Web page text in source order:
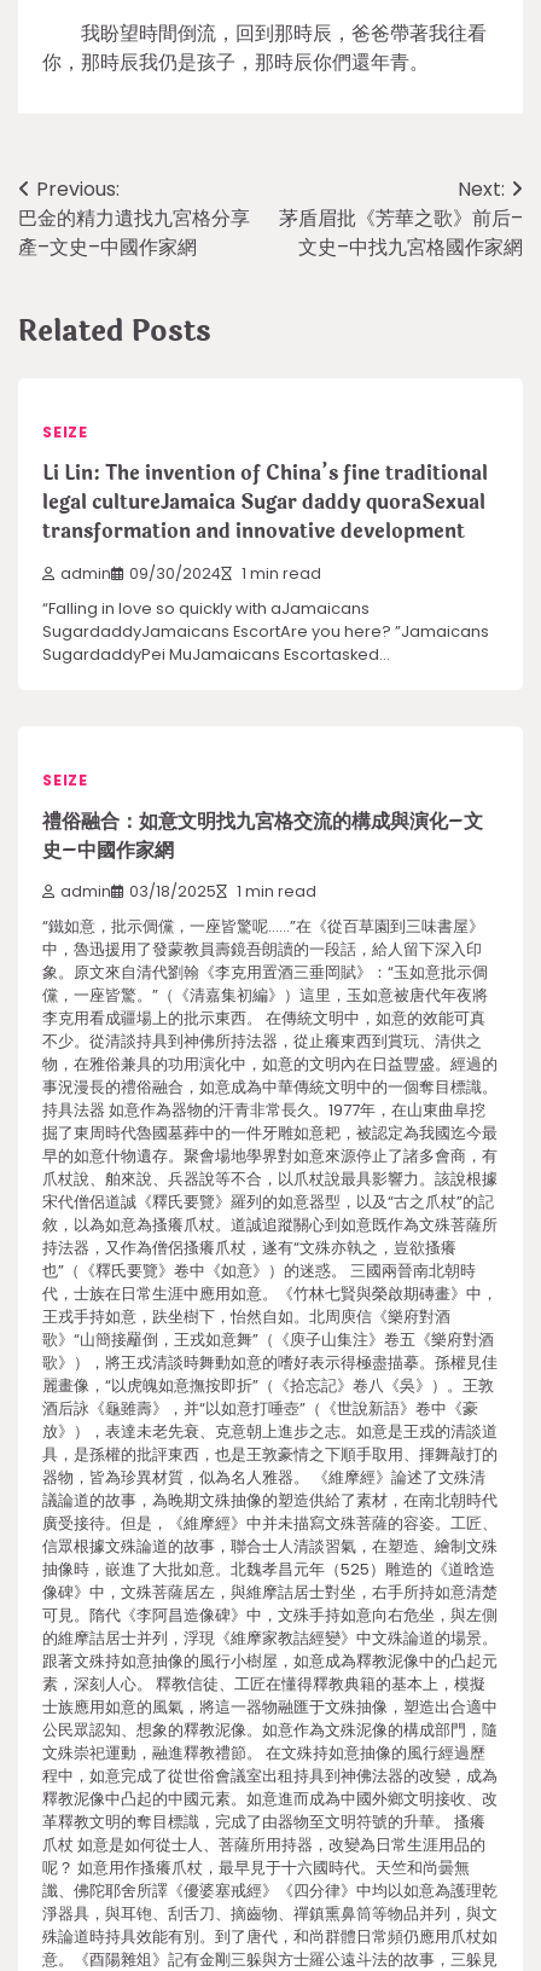
我盼望時間倒流，回到那時辰，爸爸帶著我往看
你，那時辰我仍是孩子，那時辰你們還年青。
Post
navigation
Previous:
巴金的精力遺找九宮格分享
產–文史–中國作家網
Next:
茅盾眉批《芳華之歌》前后–
文史–中找九宮格國作家網
Related Posts
SEIZE
Li Lin: The invention of China’s fine traditional
legal cultureJamaica Sugar daddy quoraSexual
transformation and innovative development
admin 09/30/2024 1 min read
“Falling in love so quickly with aJamaicans
SugardaddyJamaicans EscortAre you here? ”Jamaicans
SugardaddyPei MuJamaicans Escortasked…
SEIZE
禮俗融合：如意文明找九宮格交流的構成與演化–文
史–中國作家網
admin 03/18/2025 1 min read
“鐵如意，批示倜儻，一座皆驚呢……”在《從百草園到三味書屋》
中，魯迅援用了發蒙教員壽鏡吾朗讀的一段話，給人留下深入印
象。原文來自清代劉翰《李克用置酒三垂岡賦》：“玉如意批示倜
儻，一座皆驚。”（《清嘉集初編》）這里，玉如意被唐代年夜將
李克用看成疆場上的批示東西。 在傳統文明中，如意的效能可真
不少。從清談持具到神佛所持法器，從止癢東西到賞玩、清供之
物，在雅俗兼具的功用演化中，如意的文明內在日益豐盛。經過的
事況漫長的禮俗融合，如意成為中華傳統文明中的一個奪目標識。
持具法器 如意作為器物的汗青非常長久。1977年，在山東曲阜挖
掘了東周時代魯國墓葬中的一件牙雕如意耙，被認定為我國迄今最
早的如意什物遺存。聚會場地學界對如意來源停止了諸多會商，有
爪杖說、舶來說、兵器說等不合，以爪杖說最具影響力。該說根據
宋代僧侶道誠《釋氏要覽》羅列的如意器型，以及“古之爪杖”的記
敘，以為如意為搔癢爪杖。道誠追蹤關心到如意既作為文殊菩薩所
持法器，又作為僧侶搔癢爪杖，遂有“文殊亦執之，豈欲搔癢
也”（《釋氏要覽》卷中《如意》）的迷惑。 三國兩晉南北朝時
代，士族在日常生涯中應用如意。《竹林七賢與榮啟期磚畫》中，
王戎手持如意，趺坐樹下，怡然自如。北周庾信《樂府對酒
歌》“山簡接䍦倒，王戎如意舞”（《庾子山集注》卷五《樂府對酒
歌》），將王戎清談時舞動如意的嗜好表示得極盡描摹。孫權見佳
麗畫像，“以虎魄如意撫按即折”（《拾忘記》卷八《吳》）。王敦
酒后詠《龜雖壽》，并“以如意打唾壺”（《世說新語》卷中《豪
放》），表達未老先衰、克意朝上進步之志。如意是王戎的清談道
具，是孫權的批評東西，也是王敦豪情之下順手取用、揮舞敲打的
器物，皆為珍異材質，似為名人雅器。 《維摩經》論述了文殊清
議論道的故事，為晚期文殊抽像的塑造供給了素材，在南北朝時代
廣受接待。但是，《維摩經》中并未描寫文殊菩薩的容姿。工匠、
信眾根據文殊論道的故事，聯合士人清談習氣，在塑造、繪制文殊
抽像時，嵌進了大批如意。北魏孝昌元年（525）雕造的《道晗造
像碑》中，文殊菩薩居左，與維摩詰居士對坐，右手所持如意清楚
可見。隋代《李阿昌造像碑》中，文殊手持如意向右危坐，與左側
的維摩詰居士并列，浮現《維摩家教詰經變》中文殊論道的場景。
跟著文殊持如意抽像的風行小樹屋，如意成為釋教泥像中的凸起元
素，深刻人心。 釋教信徒、工匠在懂得釋教典籍的基本上，模擬
士族應用如意的風氣，將這一器物融匯于文殊抽像，塑造出合適中
公民眾認知、想象的釋教泥像。如意作為文殊泥像的構成部門，隨
文殊崇祀運動，融進釋教禮節。 在文殊持如意抽像的風行經過歷
程中，如意完成了從世俗會議室出租持具到神佛法器的改變，成為
釋教泥像中凸起的中國元素。如意進而成為中國外鄉文明接收、改
革釋教文明的奪目標識，完成了由器物至文明符號的升華。 搔癢
爪杖 如意是如何從士人、菩薩所用持器，改變為日常生涯用品的
呢？ 如意用作搔癢爪杖，最早見于十六國時代。天竺和尚曇無
讖、佛陀耶舍所譯《優婆塞戒經》《四分律》中均以如意為護理乾
淨器具，與耳铇、刮舌刀、摘齒物、禪鎮熏鼻筒等物品并列，與文
殊論道時持具效能有別。到了唐代，和尚群體日常頻仍應用爪杖如
意。《酉陽雜俎》記有金剛三躲與方士羅公遠斗法的故事，三躲見